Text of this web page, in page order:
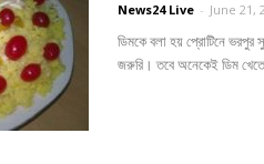
News24 Live - June 21,
ডিমকে বলা হয় প্রোটিনে
জরুরি। তবে অনেকেই ডিম